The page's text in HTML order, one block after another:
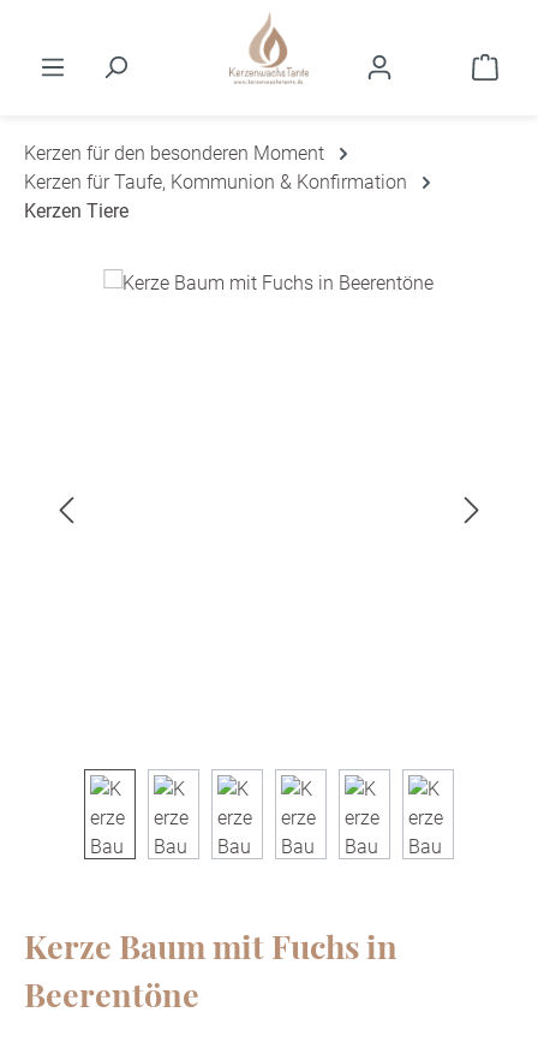
Kerzen für den besonderen Moment
Kerzen für Taufe, Kommunion & Konfirmation
Kerzen Tiere
Bildergalerie überspringen
Kerze Baum mit Fuchs in
Beerentöne